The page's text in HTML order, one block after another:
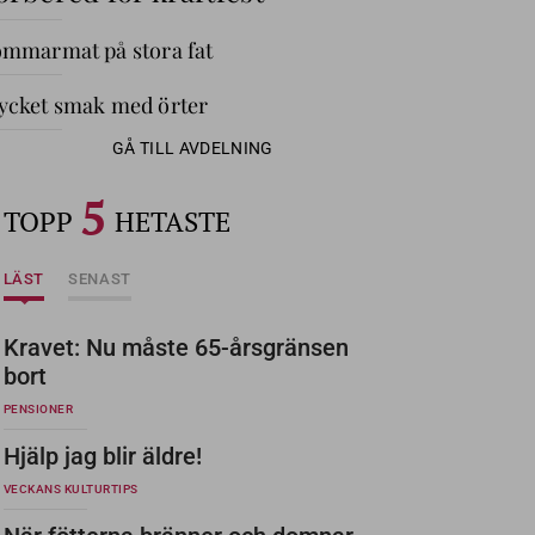
på stora fat
smak med örter
GÅ TILL AVDELNING
TOPP 5 HETASTE
LÄST SENAST
Kravet: Nu måste 65-årsgränsen
bort
PENSIONER
Hjälp jag blir äldre!
VECKANS KULTURTIPS